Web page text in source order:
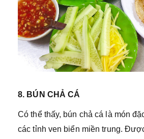
8. BÚN CHẢ CÁ
Có thể thấy, bún chả cá là món
các tỉnh ven biển miền trung.